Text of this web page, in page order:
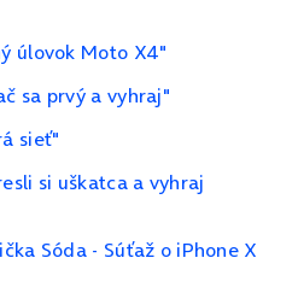
úlovok Moto X4"
sa prvý a vyhraj"
sieť"
si uškatca a vyhraj
Sóda - Súťaž o iPhone X